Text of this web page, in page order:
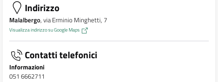
Indirizzo
Malalbergo, via Erminio Minghetti, 7
Visualizza indirizzo su Google Maps
Contatti telefonici
Informazioni
051 6662711